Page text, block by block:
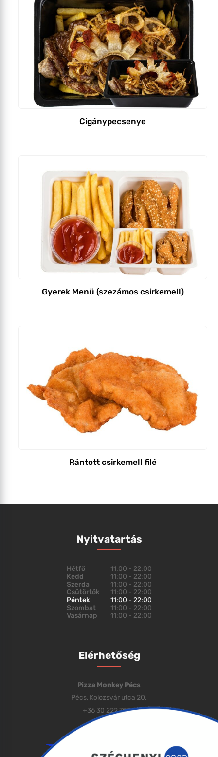
Cigánypecsenye
Gyerek Menü (szezámos csirkemell)
Rántott csirkemell filé
Nyitvatartás
Hétfő
11:00 - 22:00
Kedd
11:00 - 22:00
Szerda
11:00 - 22:00
Csütörtök
11:00 - 22:00
Péntek
11:00 - 22:00
Szombat
11:00 - 22:00
Vasárnap
11:00 - 22:00
Elérhetőség
Pizza Monkey Pécs
Pécs, Kolozsvár utca 20.
+36 30 222 7000